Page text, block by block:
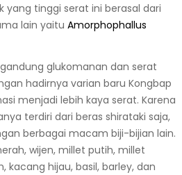
yang tinggi serat ini berasal dari
lain yaitu Amorphophallus
glukomanan dan serat
hadirnya varian baru Kongbap
menjadi lebih kaya serat. Karena
terdiri dari beras shirataki saja,
berbagai macam biji-bijian lain.
wijen, millet putih, millet
kacang hijau, basil, barley, dan